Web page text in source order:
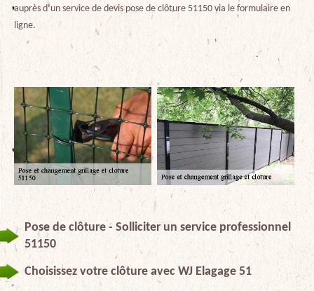
auprès d’un service de devis pose de clôture 51150 via le formulaire en
ligne.
Pose de clôture - Solliciter un service professionnel
51150
Choisissez votre clôture avec WJ Elagage 51